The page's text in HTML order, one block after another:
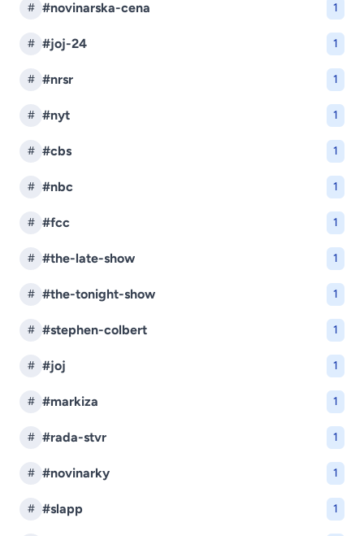
# #novinarska-cena 1
# #joj-24 1
# #nrsr 1
# #nyt 1
# #cbs 1
# #nbc 1
# #fcc 1
# #the-late-show 1
# #the-tonight-show 1
# #stephen-colbert 1
# #joj 1
# #markiza 1
# #rada-stvr 1
# #novinarky 1
# #slapp 1